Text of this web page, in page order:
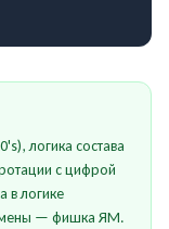
логика состава
с цифрой
в логике
— фишка ЯМ.